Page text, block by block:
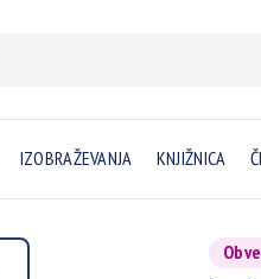
IZOBRAŽEVANJA KNJIŽNICA